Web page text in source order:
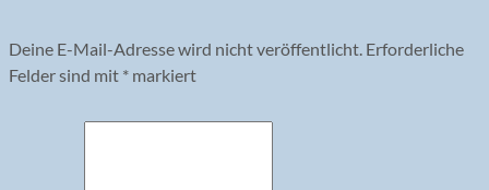
Deine E-Mail-Adresse wird nicht veröffentlicht. Erforderliche
Felder sind mit * markiert